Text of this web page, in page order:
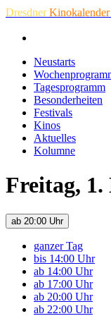
DresdnerKinokalender
Neustarts
Tagesprogramm
Besonderheiten
Festivals
Kinos
Aktuelles
Kolumne
Freitag, 1.
ab 20:00 Uhr
ganzer Tag
bis 14:00 Uhr
ab 14:00 Uhr
ab 17:00 Uhr
ab 20:00 Uhr
ab 22:00 Uhr